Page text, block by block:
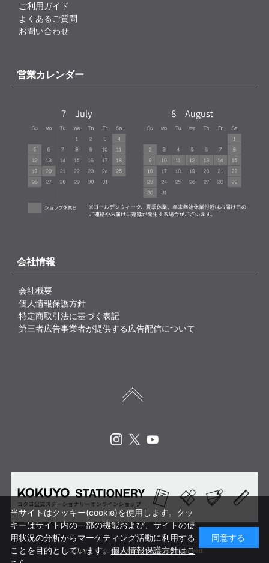
ご利用ガイド
よくあるご質問
お問い合わせ
営業カレンダー
会社情報
会社概要
個人情報保護方針
特定商取引法に基づく表記
第三者広告事業者が提供する広告配信について
Copyright © KOKUYO CORP. All rights reserved.
当サイトはクッキー(cookie)を使用します。クッ
キーはサイト内の一部の機能および、サイトの使
用状況の分析からマーケティング活動に利用する
ことを目的としています。個人情報保護方針はこ
同意する